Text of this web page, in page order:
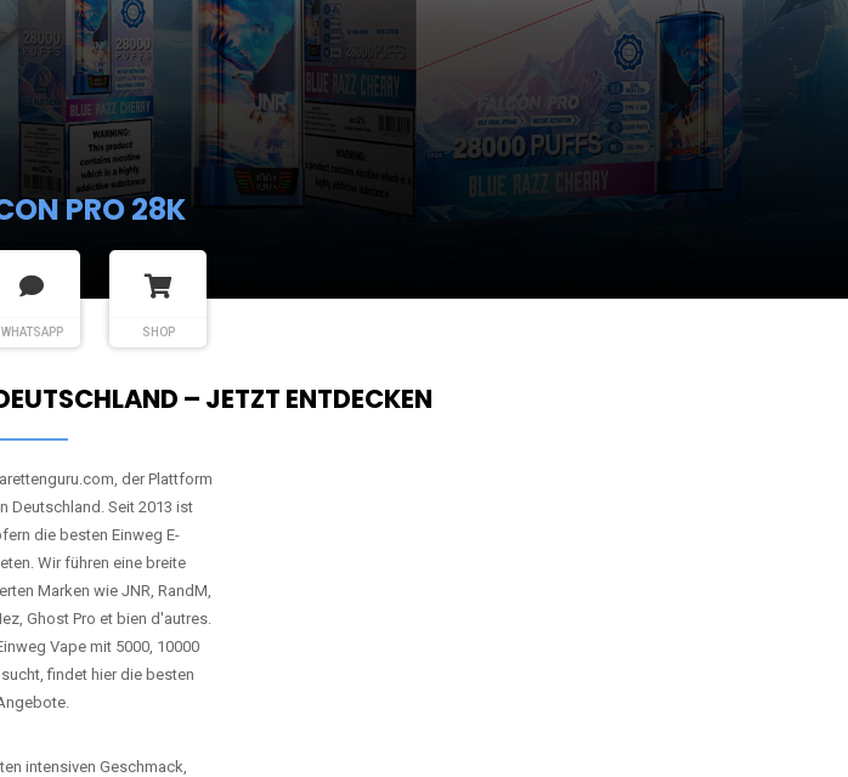
PRO 28K
WHATSAPP SHOP
– JETZT ENTDECKEN
der Plattform
Deutschland. Seit 2013 ist
die besten Einweg E-
Wir führen eine breite
Marken wie JNR, RandM,
Ghost Pro et bien d'autres.
Vape mit 5000, 10000
findet hier die besten
intensiven Geschmack,